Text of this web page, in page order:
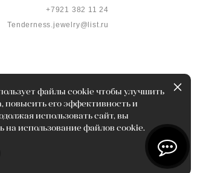
+7921 382 11 24
Tenderness.jewelry@list.ru
файлы cookie чтобы улучшить
повысить его эффективность и
использовать сайт, вы
на использование файлов cookie.